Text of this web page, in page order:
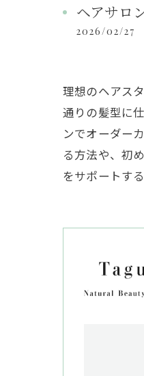
ヘアサロ
2026/02/27
理想のヘアス
通りの髪型に
ンでオーダー
る方法や、初
をサポートする